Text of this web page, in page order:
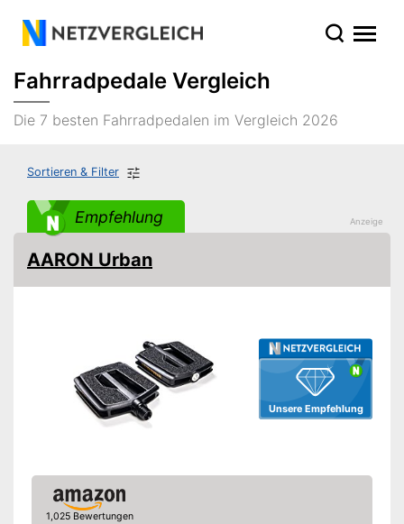
Fahrradpedale Vergleich
Die 7 besten Fahrradpedalen im Vergleich 2026
Sortieren & Filter
Empfehlung
Unsere Empfehlung
AARON Urban
1,025 Bewertungen